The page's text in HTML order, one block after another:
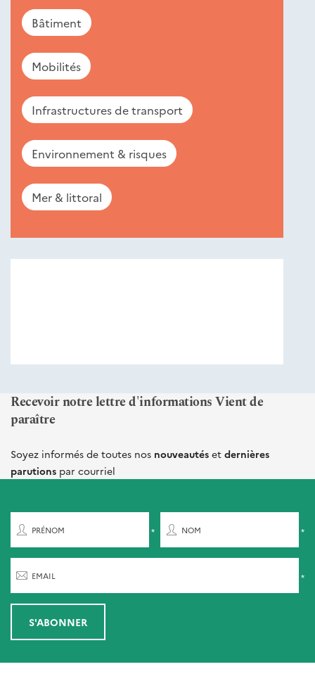
Bâtiment
Mobilités
Infrastructures de transport
Environnement & risques
Mer & littoral
Recevoir notre lettre d'informations Vient de
paraître
Soyez informés de toutes nos nouveautés et dernières
parutions par courriel
PRÉNOM NOM
EMAIL
S'ABONNER